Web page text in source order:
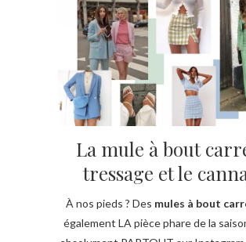
La mule à bout
tressage et le
À nos pieds ? Des mules à bout
également LA pièce phare de la